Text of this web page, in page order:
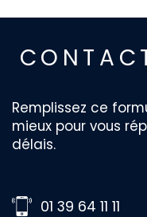
Remplissez ce
mieux pour vous
délais.
01 39 64 11 11